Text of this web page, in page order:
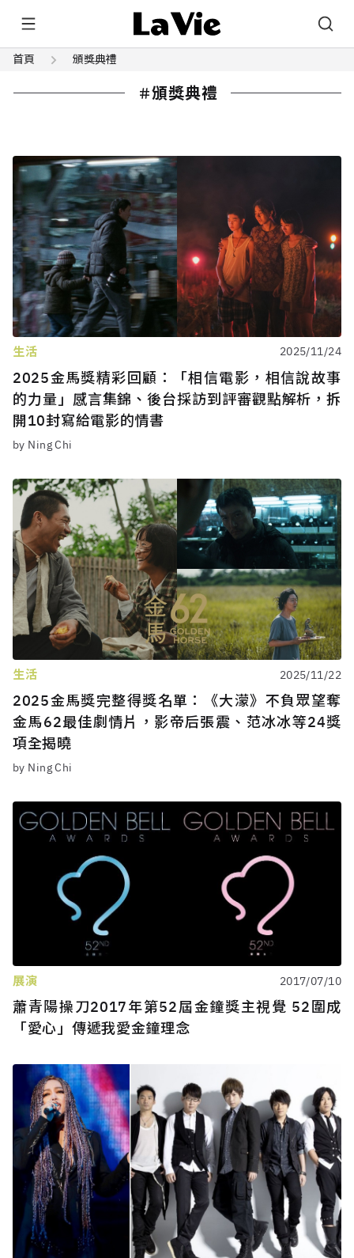
首頁 頒獎典禮
頒獎典禮
生活 2025/11/24
2025金馬獎精彩回顧：「相信電影，相信說故事
的力量」感言集錦、後台採訪到評審觀點解析，拆
開10封寫給電影的情書
by Ning Chi
生活 2025/11/22
2025金馬獎完整得獎名單：《大濛》不負眾望奪
金馬62最佳劇情片，影帝后張震、范冰冰等24獎
項全揭曉
by Ning Chi
展演 2017/07/10
蕭青陽操刀2017年第52屆金鐘獎主視覺 52圍成
「愛心」傳遞我愛金鐘理念